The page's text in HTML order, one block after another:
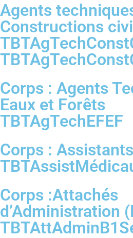
Agents
Constructions
Corps : Agents
Eaux et Forêts
TBTAgTechEFEF
Corps :
Corps :Attachés
d’Administration